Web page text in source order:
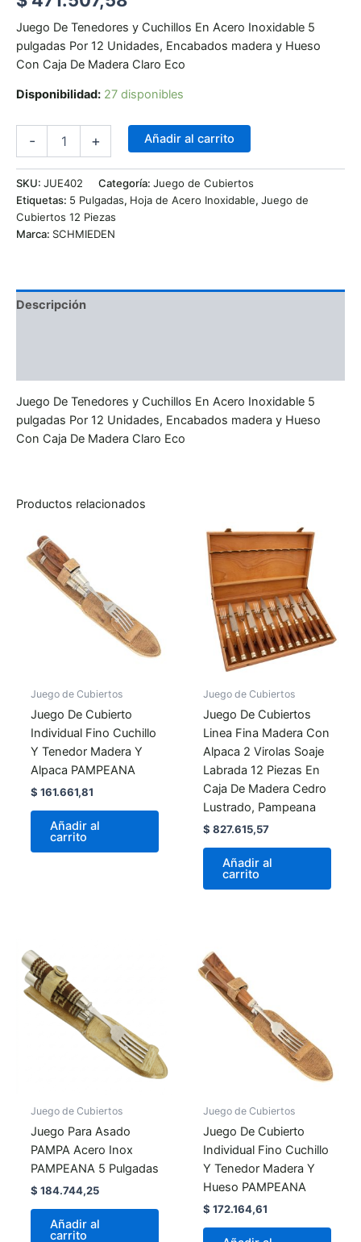
Juego De Tenedores y Cuchillos En Acero Inoxidable 5
pulgadas Por 12 Unidades, Encabados madera y Hueso
Con Caja De Madera Claro Eco
Disponibilidad: 27 disponibles
- + Añadir al carrito
SKU: JUE402 Categoría: Juego de Cubiertos
Etiquetas: 5 Pulgadas, Hoja de Acero Inoxidable, Juego de
Cubiertos 12 Piezas
Marca: SCHMIEDEN
Descripción
Juego De Tenedores y Cuchillos En Acero Inoxidable 5
pulgadas Por 12 Unidades, Encabados madera y Hueso
Con Caja De Madera Claro Eco
Productos relacionados
Juego de Cubiertos
Juego De Cubierto
Individual Fino Cuchillo
Y Tenedor Madera Y
Alpaca PAMPEANA
$ 161.661,81
Añadir al
carrito
Juego de Cubiertos
Juego De Cubiertos
Linea Fina Madera Con
Alpaca 2 Virolas Soaje
Labrada 12 Piezas En
Caja De Madera Cedro
Lustrado, Pampeana
$ 827.615,57
Añadir al
carrito
Juego de Cubiertos
Juego Para Asado
PAMPA Acero Inox
PAMPEANA 5 Pulgadas
$ 184.744,25
Añadir al
carrito
Juego de Cubiertos
Juego De Cubierto
Individual Fino Cuchillo
Y Tenedor Madera Y
Hueso PAMPEANA
$ 172.164,61